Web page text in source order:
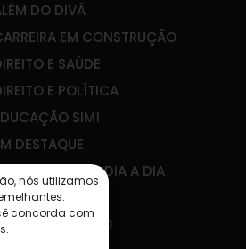
DO DIVÃ
EM CONSTRUÇÃO
E SAÚDE
E POLÍTICA
SIM!
DESTAQUE
ENGENHARIA NO DIA A DIA
ES
GUALBERTO
nós utilizamos
concorda com